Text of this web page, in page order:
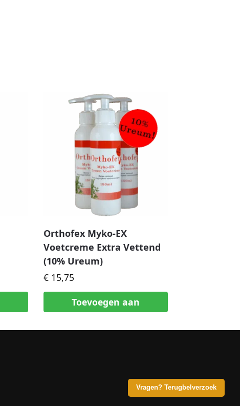
Vragen? Terugbelverzoek
Orthofex Myko-EX
Voetcreme Extra Vettend
(10% Ureum)
€15,75
Toevoegen aan